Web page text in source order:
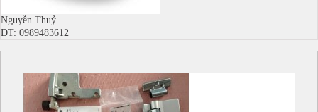
Nguyễn Thuỷ
ĐT: 0989483612